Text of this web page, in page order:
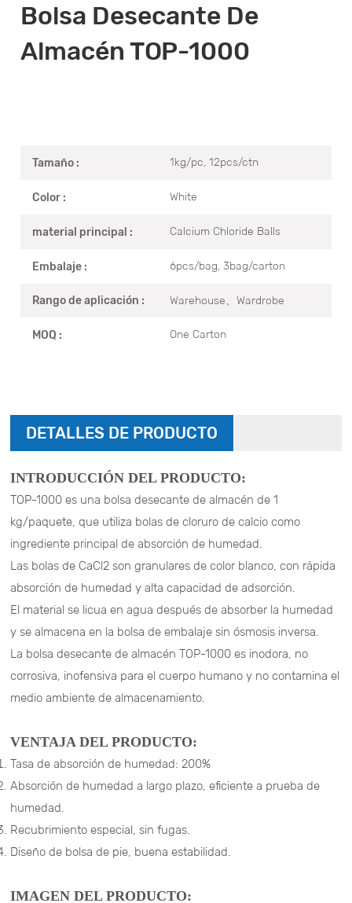
Bolsa Desecante De
Almacén TOP-1000
Tamaño : 1kg/pc, 12pcs/ctn
Color : White
material principal : Calcium Chloride Balls
Embalaje : 6pcs/bag, 3bag/carton
Rango de aplicación : Warehouse、Wardrobe
MOQ : One Carton
DETALLES DE PRODUCTO
INTRODUCCIÓN DEL PRODUCTO:
TOP-1000 es una bolsa desecante de almacén de 1
kg/paquete, que utiliza bolas de cloruro de calcio como
ingrediente principal de absorción de humedad.
Las bolas de CaCl2 son granulares de color blanco, con rápida
absorción de humedad y alta capacidad de adsorción.
El material se licua en agua después de absorber la humedad
y se almacena en la bolsa de embalaje sin ósmosis inversa.
La bolsa desecante de almacén TOP-1000 es inodora, no
corrosiva, inofensiva para el cuerpo humano y no contamina el
medio ambiente de almacenamiento.
VENTAJA DEL PRODUCTO:
Tasa de absorción de humedad: 200%
Absorción de humedad a largo plazo, eficiente a prueba de
humedad.
Recubrimiento especial, sin fugas.
Diseño de bolsa de pie, buena estabilidad.
IMAGEN DEL PRODUCTO: